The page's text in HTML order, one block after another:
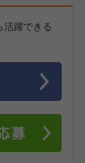
躍できる